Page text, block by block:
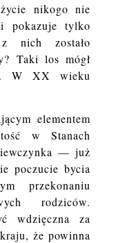
nikogo nie
pokazuje tylko
nich zostało
Taki los mógł
W XX wieku
elementem
w Stanach
— już
poczucie bycia
przekonaniu
rodziców.
wdzięczna za
że powinna